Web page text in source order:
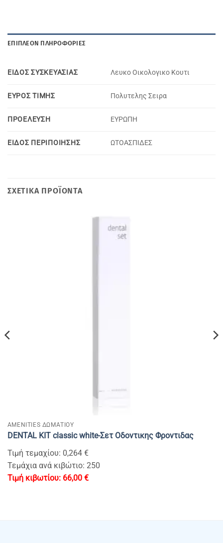
ΕΠΙΠΛΈΟΝ ΠΛΗΡΟΦΟΡΊΕΣ
ΕΙΔΟΣ ΣΥΣΚΕΥΑΣΙΑΣ Λευκο Οικολογικο Κουτι
ΕΥΡΟΣ ΤΙΜΗΣ Πολυτελης Σειρα
ΠΡΟΕΛΕΥΣΗ ΕΥΡΩΠΗ
ΕΙΔΟΣ ΠΕΡΙΠΟΙΗΣΗΣ ΩΤΟΑΣΠΙΔΕΣ
ΣΧΕΤΙΚΆ ΠΡΟΪΌΝΤΑ
AMENITIES ΔΩΜΑΤΙΟΥ
DENTAL KIT classic white-Σετ Οδοντικης Φροντιδας
Τιμή τεμαχίου: 0,264 €
Τεμάχια ανά κιβώτιο: 250
66,00 €